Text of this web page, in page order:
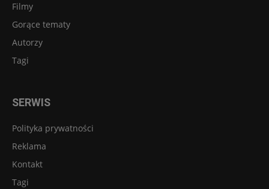
Filmy
Gorące tematy
Autorzy
Tagi
SERWIS
Polityka prywatności
Reklama
Kontakt
Tagi